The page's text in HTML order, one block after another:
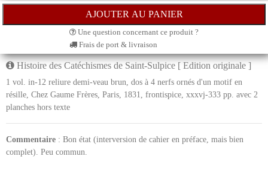
Une question concernant ce produit ?
Frais de port & livraison
Histoire des Catéchismes de Saint-Sulpice [ Edition originale ]
1 vol. in-12 reliure demi-veau brun, dos à 4 nerfs ornés d'un motif en
résille, Chez Gaume Frères, Paris, 1831, frontispice, xxxvj-333 pp. avec 2
planches hors texte
Commentaire : Bon état (interversion de cahier en préface, mais bien
complet). Peu commun.